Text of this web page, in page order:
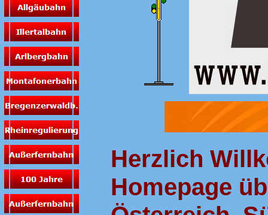
Herzlich
Homepage